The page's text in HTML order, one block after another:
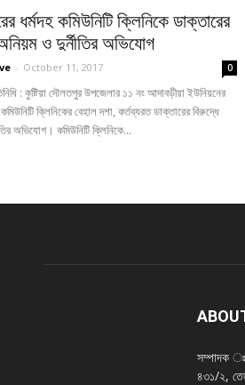
ধর্মদহ কমিউনিটি ক্লিনিকে ডাক্তারের
ও দুর্নীতির অভিযোগ
- October 11, 2017 0
: কুষ্টিয়া দৌলতপুর উপজেলার ১১ নং আদাবড়ীয়া ইউনিয়নের
ক্লিনিকের বেহাল দশা, কর্তব্যরত ডাক্তারের বিরুদ্ধে
অভিযোগ। কমিউনিটি ক্লিনিকে...
সম্পাদক ঃ
৪৩১/২,